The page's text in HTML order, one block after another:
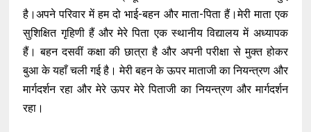
है।अपने परिवार में हम दो भाई-बहन और माता-पिता हैं।मेरी माता एक
सुशिक्षित गृहिणी हैं और मेरे पिता एक स्थानीय विद्यालय में अध्यापक
हैं। बहन दसवीं कक्षा की छात्रा है और अपनी परीक्षा से मुक्त होकर
बुआ के यहाँ चली गई है। मेरी बहन के ऊपर माताजी का नियन्त्रण और
मार्गदर्शन रहा और मेरे ऊपर मेरे पिताजी का नियन्त्रण और मार्गदर्शन
रहा।